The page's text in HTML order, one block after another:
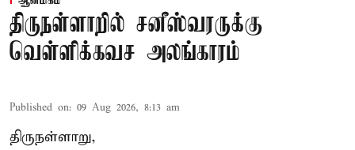
திருநள்ளாறில் சனீஸ்வரருக்கு
வெள்ளிக்கவச அலங்காரம்
Published on: 09 Aug 2026, 8:13 am
திருநள்ளாறு,